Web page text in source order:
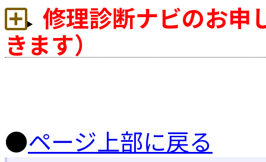
修理診断ナビのお申
きます）
●ページ上部に戻る